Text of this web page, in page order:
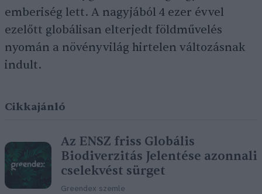
emberiség lett. A nagyjából 4 ezer évvel
ezelőtt globálisan elterjedt földművelés
nyomán a növényvilág hirtelen változásnak
indult.
Cikkajánló
Az ENSZ friss Globális
Biodiverzitás Jelentése azonnali
cselekvést sürget
Greendex szemle